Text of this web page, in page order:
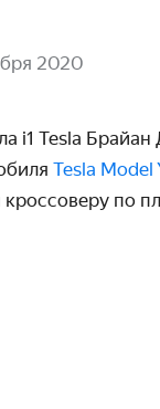
2020
i1 Tesla
Tesla Model
по